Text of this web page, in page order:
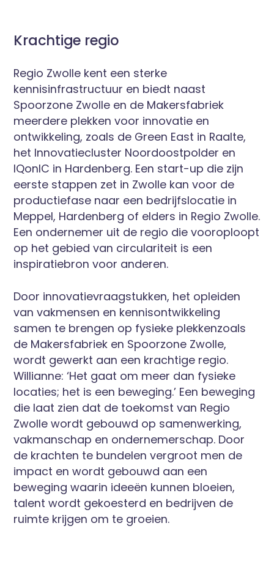
Krachtige regio
Regio Zwolle kent een sterke
kennisinfrastructuur en biedt naast
Spoorzone Zwolle en de Makersfabriek
meerdere plekken voor innovatie en
ontwikkeling, zoals de Green East in Raalte,
het Innovatiecluster Noordoostpolder en
IQonIC in Hardenberg. Een start-up die zijn
eerste stappen zet in Zwolle kan voor de
productiefase naar een bedrijfslocatie in
Meppel, Hardenberg of elders in Regio Zwolle.
Een ondernemer uit de regio die vooroploopt
op het gebied van circulariteit is een
inspiratiebron voor anderen.
Door innovatievraagstukken, het opleiden
van vakmensen en kennisontwikkeling
samen te brengen op fysieke plekkenzoals
de Makersfabriek en Spoorzone Zwolle,
wordt gewerkt aan een krachtige regio.
Willianne: ‘Het gaat om meer dan fysieke
locaties; het is een beweging.’ Een beweging
die laat zien dat de toekomst van Regio
Zwolle wordt gebouwd op samenwerking,
vakmanschap en ondernemerschap. Door
de krachten te bundelen vergroot men de
impact en wordt gebouwd aan een
beweging waarin ideeën kunnen bloeien,
talent wordt gekoesterd en bedrijven de
ruimte krijgen om te groeien.